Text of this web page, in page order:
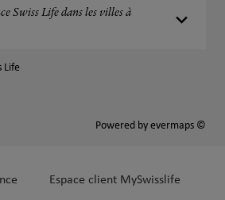
Swiss Life dans les villes à
Life
Powered by evermaps ©
Espace client MySwisslife